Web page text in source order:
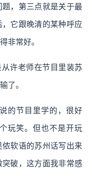
，第三点就是关于最
它跟晚清的某种呼应
非常好。
许老师在节目里装苏
了。
的节目里学的，很好
玩笑。但也不是开玩
软语的苏州话写出来
破，这方面我非常感